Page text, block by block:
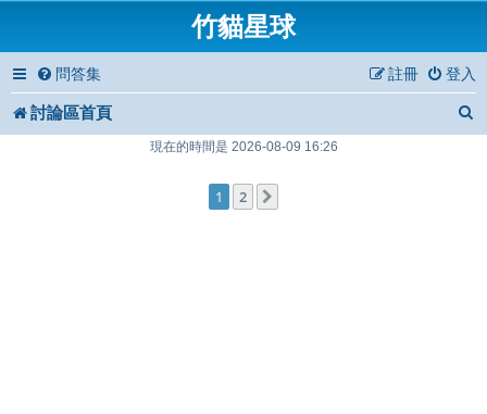
竹貓星球
問答集 登入
註冊
討論區首頁
現在的時間是 2026-08-09 16:26
1 2